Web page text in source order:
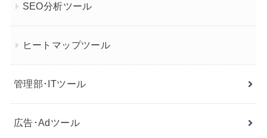
SEO分析ツール
ヒートマップツール
管理部･ITツール
広告･Adツール